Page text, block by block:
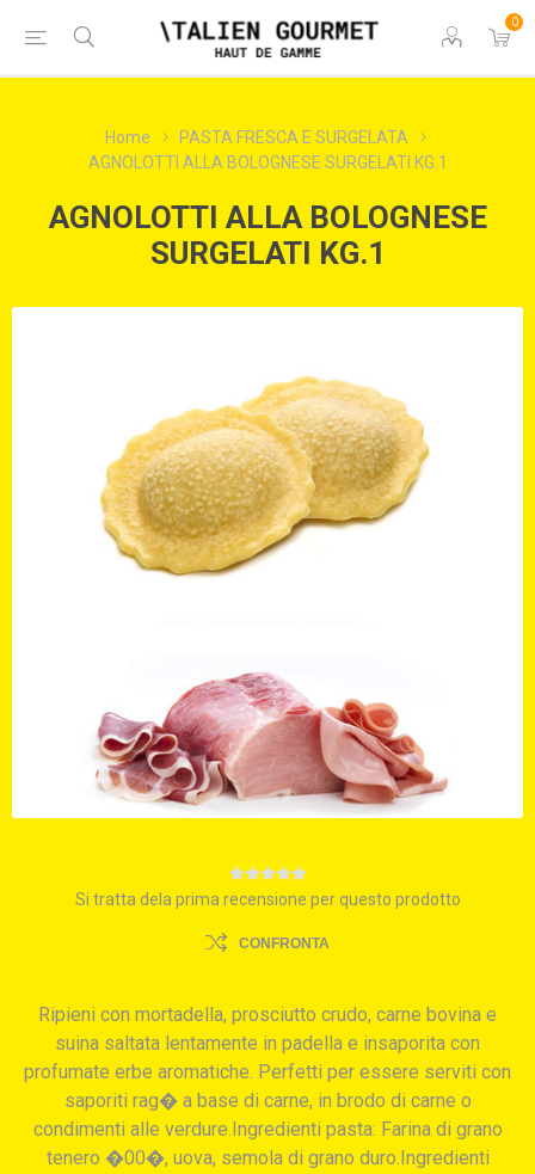
0
Home
PASTA FRESCA E SURGELATA
AGNOLOTTI ALLA BOLOGNESE SURGELATI KG.1
AGNOLOTTI ALLA BOLOGNESE
SURGELATI KG.1
Si tratta dela prima recensione per questo prodotto
CONFRONTA
Ripieni con mortadella, prosciutto crudo, carne bovina e
suina saltata lentamente in padella e insaporita con
profumate erbe aromatiche. Perfetti per essere serviti con
saporiti rag� a base di carne, in brodo di carne o
condimenti alle verdure.Ingredienti pasta: Farina di grano
tenero �00�, uova, semola di grano duro.Ingredienti